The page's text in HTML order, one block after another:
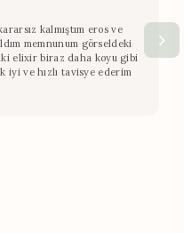
kalmıştım eros ve
memnunum görseldeki
elixir biraz daha koyu gibi
iyi ve hızlı tavisye ederim